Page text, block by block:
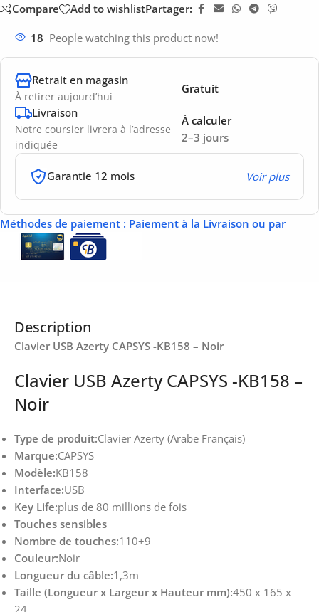
Compare
Add to wishlistPartager:
18 People watching this product now!
Retrait en magasin
À retirer aujourd’hui
Gratuit
Livraison
Notre coursier livrera à l’adresse
indiquée
2–3 jours
À calculer
Garantie 12 mois Voir plus
Méthodes de paiement : Paiement à la Livraison ou par
Description
Clavier USB Azerty CAPSYS -KB158 – Noir
Clavier USB Azerty CAPSYS -KB158 –
Noir
Type de produit:Clavier Azerty (Arabe Français)
Marque:CAPSYS
Modèle:KB158
Interface:USB
Key Life:plus de 80 millions de fois
Touches sensibles
Nombre de touches:110+9
Couleur:Noir
Longueur du câble:1,3m
Taille (Longueur x Largeur x Hauteur mm):450 x 165 x
24